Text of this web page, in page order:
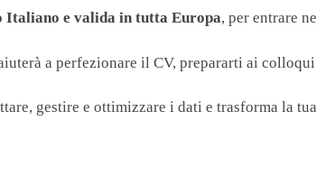
Italiano e valida in tutta Europa, per entrare
a perfezionare il CV, prepararti ai
gestire e ottimizzare i dati e trasforma la